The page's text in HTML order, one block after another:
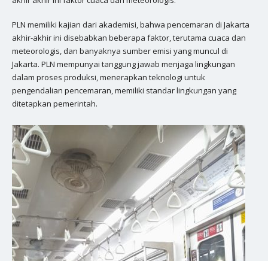
PLN memiliki kajian dari akademisi, bahwa pencemaran di Jakarta
akhir-akhir ini disebabkan beberapa faktor, terutama cuaca dan
meteorologis, dan banyaknya sumber emisi yang muncul di
Jakarta. PLN mempunyai tanggung jawab menjaga lingkungan
dalam proses produksi, menerapkan teknologi untuk
pengendalian pencemaran, memiliki standar lingkungan yang
ditetapkan pemerintah.